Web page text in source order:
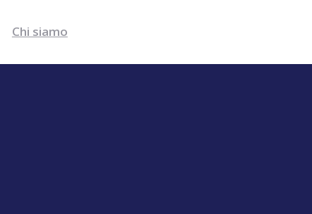
Chi siamo